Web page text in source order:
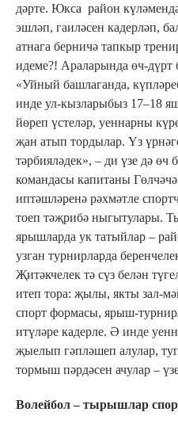
дәрте. Юкса район
эшләп, гаиләсен кадерләп,
атнага берничә тапкыр
идеме?! Араларында өч-дүрт
«Уйный башлаганда,
инде ул-кызларыбыз 17–18
йөреп үстеләр, уеннарны
җан атып тордылар. Үз
тәрбияләдек», – ди үзе дә
командасы капитаны
иптәшләренә рәхмәтле
тоеп тәҗрибә ныгытулары.
ярышларда ук татыйлар –
узган турнирларда
Җитәкчелек тә сүз белән
итеп тора: җылы, якты зал-
спорт формасы, ярыш-
итүләре кадерле. Ә инде
җыелып гәпләшеп алулар,
тормыш пәрдәсен ачулар –
Волейбол – тырышлар